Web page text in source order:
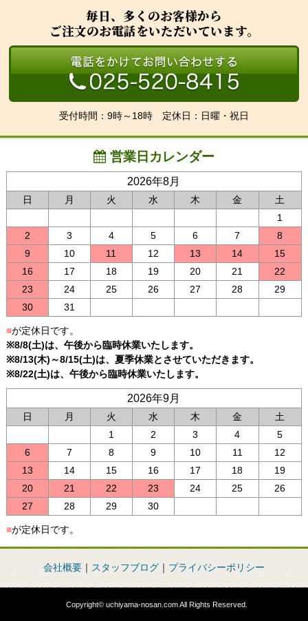
毎日、多くのお客様から
ご注文のお電話をいただいています。
受付時間：9時～18時 定休日：日曜・祝日
営業日カレンダー
2026年8月
日 月 火 水 木 金
土
1
2
3 4 5 6 7
8
9
10 11 12 13 14
15
16
17 18 19 20 21
22
23
24 25 26 27 28
29
30
31
■が定休日です。
※8/8(土)は、午後から臨時休業いたします。
※8/13(木)～8/15(土)は、夏季休業とさせていただきます。
※8/22(土)は、午後から臨時休業いたします。
2026年9月
日 月 火 水 木 金
土
1
2 3 4
5
6
7 8 9 10 11
12
13
14 15 16 17 18
19
20
21 22 23 24 25
26
27
28 29 30
■が定休日です。
会社概要 スタッフブログ プライバシーポリシー
Copyright© uchiyama-nosan.com All Rights Reserved.